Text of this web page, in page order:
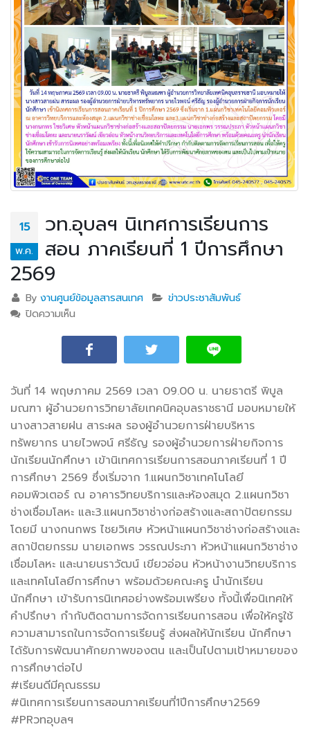
15
พ.ค.
วท.อุบลฯ นิเทศการเรียนการ
สอน ภาคเรียนที่ 1 ปีการศึกษา
2569
Byงานศูนย์ข้อมูลสารสนเทศ
ข่าวประชาสัมพันธ์
ปิดความเห็น
วันที่ 14 พฤษภาคม 2569 เวลา 09.00 น. นายธาตรี พิบูล
มณฑา ผู้อำนวยการวิทยาลัยเทคนิคอุบลราชธานี มอบหมายให้
นางสาวสายฝน สาระผล รองผู้อำนวยการฝ่ายบริหาร
ทรัพยากร นายไวพจน์ ศรีธัญ รองผู้อำนวยการฝ่ายกิจการ
นักเรียนนักศึกษา เข้านิเทศการเรียนการสอนภาคเรียนที่ 1 ปี
การศึกษา 2569 ซึ่งเริ่มจาก 1.แผนกวิชาเทคโนโลยี
คอมพิวเตอร์ ณ อาคารวิทยบริการและห้องสมุด 2.แผนกวิชา
ช่างเชื่อมโลหะ และ3.แผนกวิชาช่างก่อสร้างและสถาปัตยกรรม
โดยมี นางกนกพร ไชยวิเศษ หัวหน้าแผนกวิชาช่างก่อสร้างและ
สถาปัตยกรรม นายเอกพร วรรณประภา หัวหน้าแผนกวิชาช่าง
เชื่อมโลหะ และนายนราวัฒน์ เขียวอ่อน หัวหน้างานวิทยบริการ
และเทคโนโลยีการศึกษา พร้อมด้วยคณะครู นำนักเรียน
นักศึกษา เข้ารับการนิเทศอย่างพร้อมเพรียง ทั้งนี้เพื่อนิเทศให้
คำปรึกษา กำกับติดตามการจัดการเรียนการสอน เพื่อให้ครูใช้
ความสามารถในการจัดการเรียนรู้ ส่งผลให้นักเรียน นักศึกษา
ได้รับการพัฒนาศักยภาพของตน และเป็นไปตามเป้าหมายของ
การศึกษาต่อไป
#เรียนดีมีคุณธรรม
#นิเทศการเรียนการสอนภาคเรียนที่1ปีการศึกษา2569
#PRวทอุบลฯ